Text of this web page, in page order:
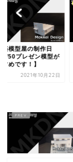
築模型屋の制作日
リピーター続出！住
型の魅力】
2022年12月21日